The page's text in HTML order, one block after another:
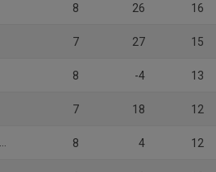
8 26 16
7 27 15
8 -4 13
7 18 12
8 4 12